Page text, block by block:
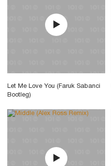
Let Me Love You (Faruk Sabanci
Bootleg)